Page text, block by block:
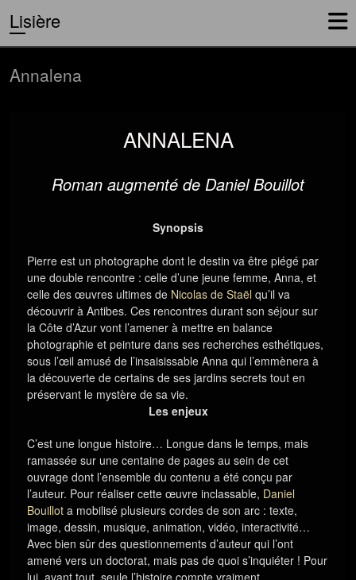
Lisière
Annalena
ANNALENA
Roman augmenté de Daniel Bouillot
Synopsis
Pierre est un photographe dont le destin va être piégé par
une double rencontre : celle d’une jeune femme, Anna, et
celle des œuvres ultimes de Nicolas de Staël qu’il va
découvrir à Antibes. Ces rencontres durant son séjour sur
la Côte d’Azur vont l’amener à mettre en balance
photographie et peinture dans ses recherches esthétiques,
sous l’œil amusé de l’insaisissable Anna qui l’emmènera à
la découverte de certains de ses jardins secrets tout en
préservant le mystère de sa vie.
Les enjeux
C’est une longue histoire… Longue dans le temps, mais
ramassée sur une centaine de pages au sein de cet
ouvrage dont l’ensemble du contenu a été conçu par
l’auteur. Pour réaliser cette œuvre inclassable, Daniel
Bouillot a mobilisé plusieurs cordes de son arc : texte,
image, dessin, musique, animation, vidéo, interactivité…
Avec bien sûr des questionnements d’auteur qui l’ont
amené vers un doctorat, mais pas de quoi s’inquiéter ! Pour
lui, avant tout, seule l’histoire compte vraiment.